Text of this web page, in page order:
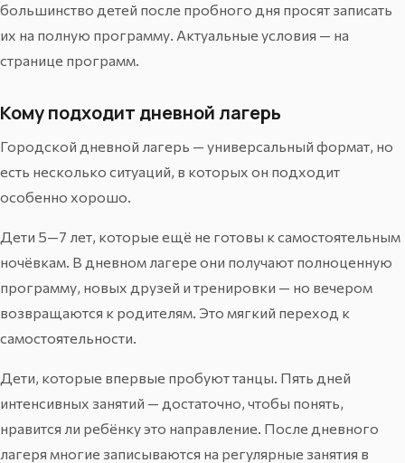
большинство детей после пробного дня просят записать
их на полную программу. Актуальные условия — на
странице программ.
Кому подходит дневной лагерь
Городской дневной лагерь — универсальный формат, но
есть несколько ситуаций, в которых он подходит
особенно хорошо.
Дети 5—7 лет, которые ещё не готовы к самостоятельным
ночёвкам. В дневном лагере они получают полноценную
программу, новых друзей и тренировки — но вечером
возвращаются к родителям. Это мягкий переход к
самостоятельности.
Дети, которые впервые пробуют танцы. Пять дней
интенсивных занятий — достаточно, чтобы понять,
нравится ли ребёнку это направление. После дневного
лагеря многие записываются на регулярные занятия в